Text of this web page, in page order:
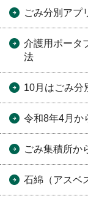
ごみ分別アプ
介護用ポータ
法
10月はごみ分
令和8年4月か
ごみ集積所か
石綿（アスベ